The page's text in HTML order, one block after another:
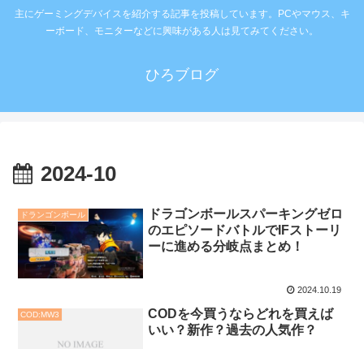
主にゲーミングデバイスを紹介する記事を投稿しています。PCやマウス、キ
ーボード、モニターなどに興味がある人は見てみてください。
ひろブログ
2024-10
ドランゴンボール
ドラゴンボールスパーキングゼロ
のエピソードバトルでIFストーリ
ーに進める分岐点まとめ！
2024.10.19
COD:MW3
CODを今買うならどれを買えば
いい？新作？過去の人気作？